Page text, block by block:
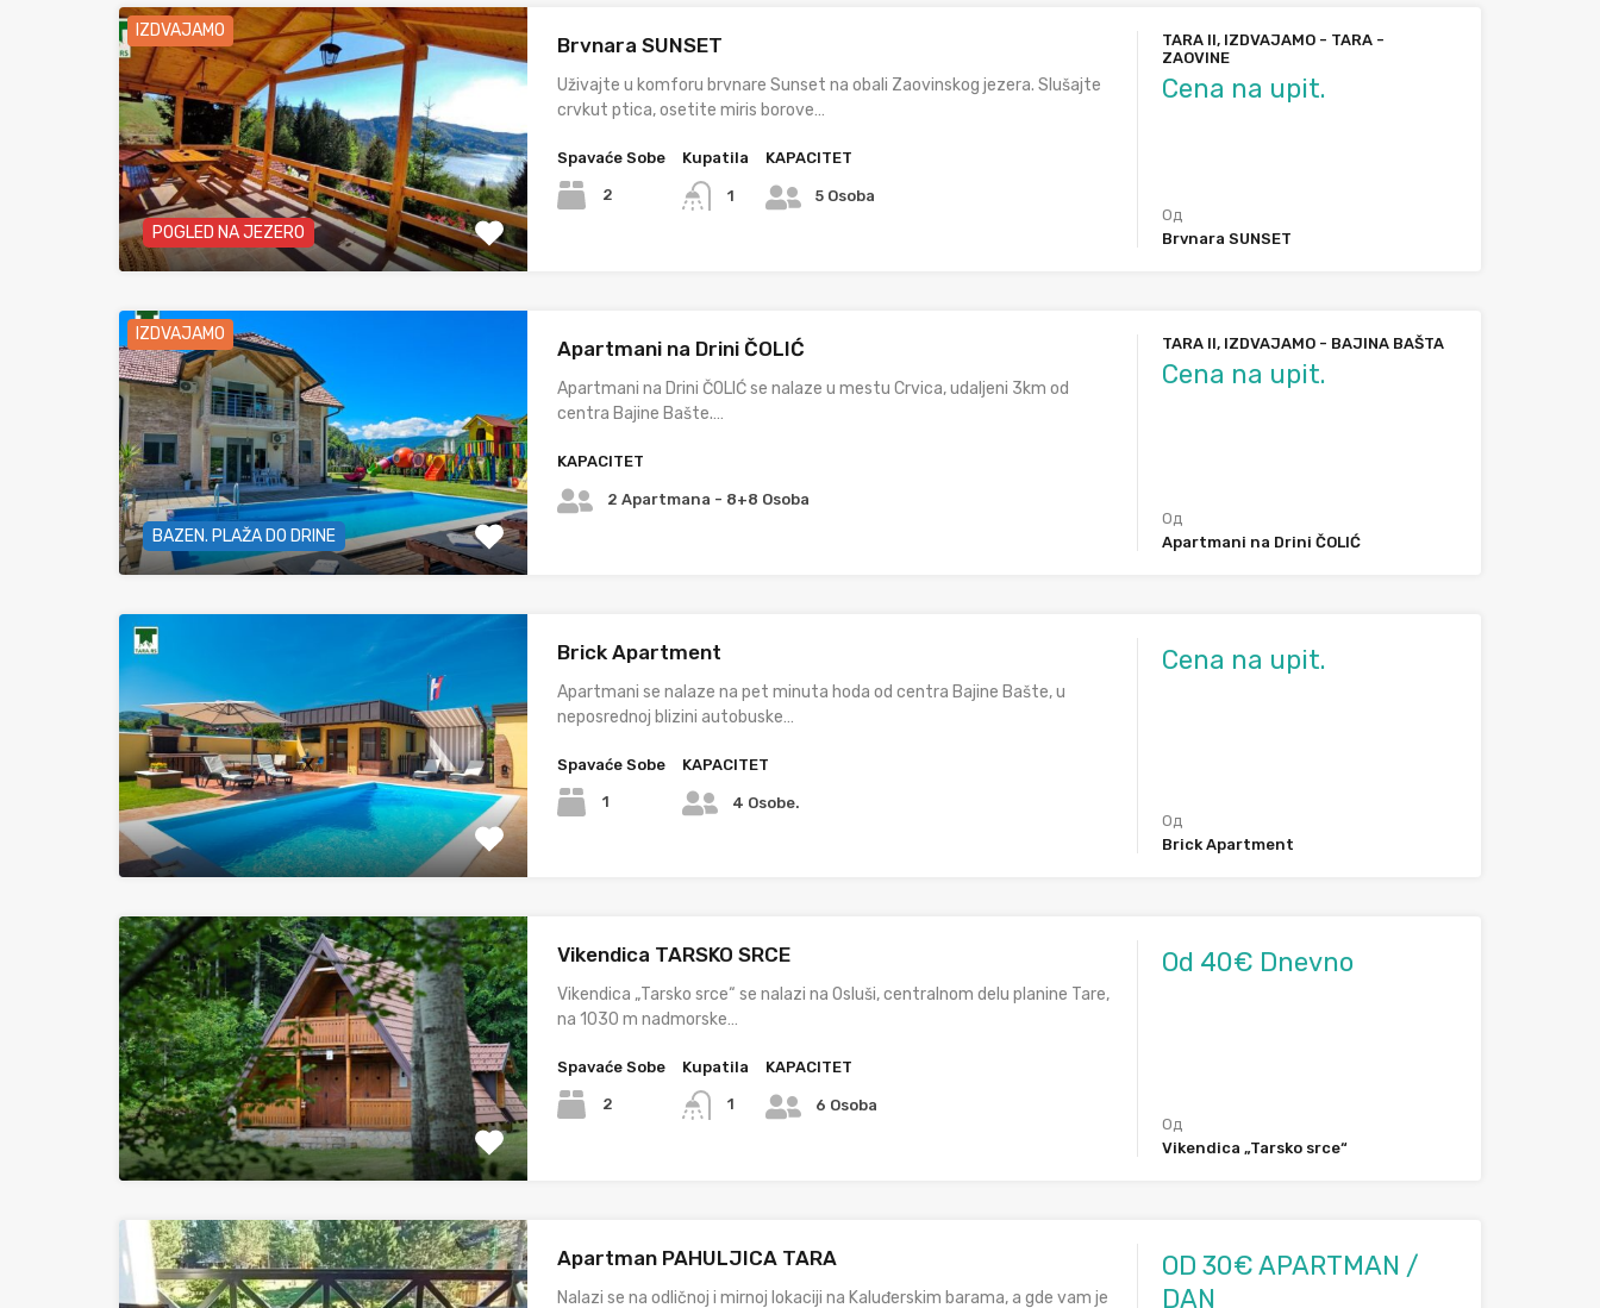
IZDVAJAMO
POGLED NA JEZERO
Brvnara SUNSET
Uživajte u komforu brvnare Sunset na obali Zaovinskog jezera. Slušajte
crvkut ptica, osetite miris borove…
Spavaće Sobe
2
Kupatila
1
KAPACITET
5 Osoba
TARA II, IZDVAJAMO - TARA -
ZAOVINE
Cena na upit.
Од
Brvnara SUNSET
IZDVAJAMO
BAZEN. PLAŽA DO DRINE
Apartmani na Drini ČOLIĆ
Apartmani na Drini ČOLIĆ se nalaze u mestu Crvica, udaljeni 3km od
centra Bajine Bašte.…
KAPACITET
2 Apartmana - 8+8 Osoba
TARA II, IZDVAJAMO - BAJINA BAŠTA
Cena na upit.
Од
Apartmani na Drini ČOLIĆ
Brick Apartment
Apartmani se nalaze na pet minuta hoda od centra Bajine Bašte, u
neposrednoj blizini autobuske…
Spavaće Sobe
1
KAPACITET
4 Osobe.
Cena na upit.
Од
Brick Apartment
Vikendica TARSKO SRCE
Vikendica „Tarsko srce“ se nalazi na Osluši, centralnom delu planine Tare,
na 1030 m nadmorske…
Spavaće Sobe
2
Kupatila
1
KAPACITET
6 Osoba
Od 40€ Dnevno
Од
Vikendica „Tarsko srce“
Apartman PAHULJICA TARA
Nalazi se na odličnoj i mirnoj lokaciji na Kaluđerskim barama, a gde vam je
OD 30€ APARTMAN /
DAN